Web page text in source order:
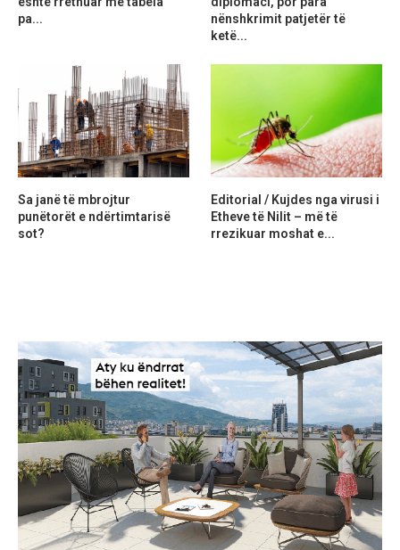
pa...
nënshkrimit patjetër të
ketë...
Sa janë të mbrojtur
punëtorët e ndërtimtarisë
sot?
Editorial / Kujdes nga virusi i
Etheve të Nilit – më të
rrezikuar moshat e...